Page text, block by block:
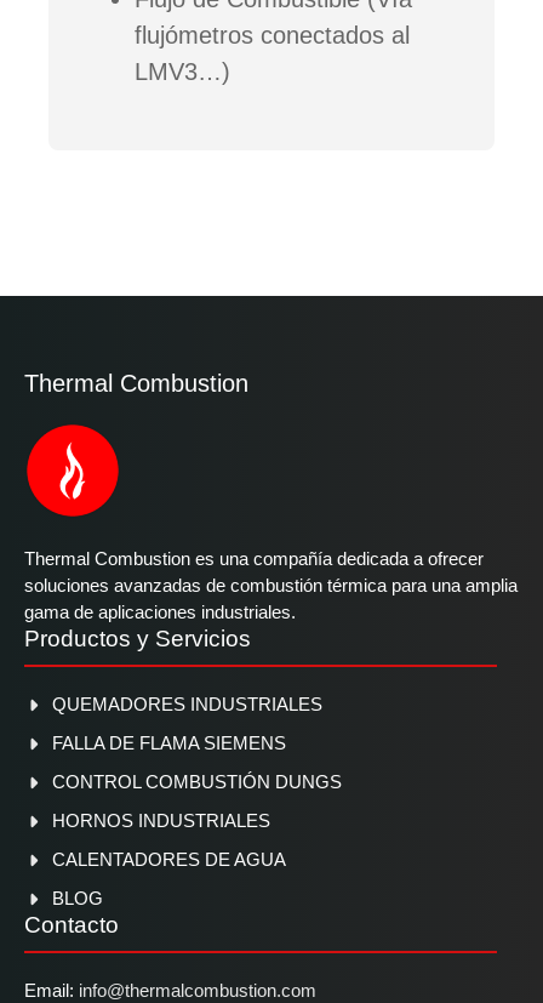
flujómetros conectados al
LMV3…)
Thermal Combustion
Thermal Combustion es una compañía dedicada a ofrecer
soluciones avanzadas de combustión térmica para una amplia
gama de aplicaciones industriales.
Productos y Servicios
QUEMADORES INDUSTRIALES
FALLA DE FLAMA SIEMENS
CONTROL COMBUSTIÓN DUNGS
HORNOS INDUSTRIALES
CALENTADORES DE AGUA
BLOG
Contacto
Email: info@thermalcombustion.com